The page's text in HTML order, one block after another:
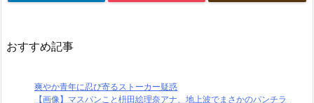
おすすめ記事
爽やか青年に忍び寄るストーカー疑惑
【画像】マスパンこと枡田絵理奈アナ、地上波でまさかのパンチラ